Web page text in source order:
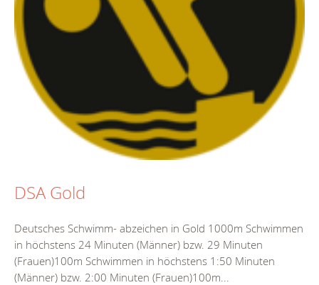
DSA Gold
Deutsches Schwimm- abzeichen in Gold 1000m Schwimmen
in höchstens 24 Minuten (Männer) bzw. 29 Minuten
(Frauen)100m Schwimmen in höchstens 1:50 Minuten
(Männer) bzw. 2:00 Minuten (Frauen)100m...